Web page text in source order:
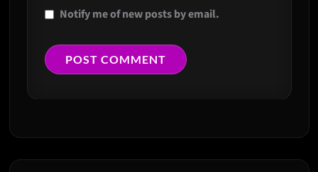
Notify me of new posts by email.